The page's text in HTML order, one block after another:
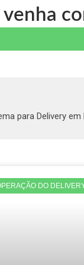
venha
para Delivery em
DO